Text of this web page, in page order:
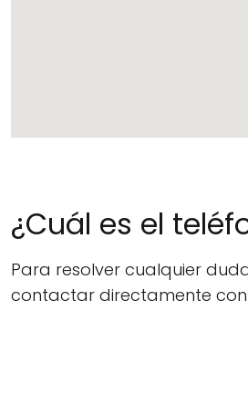
¿Cuál es el
Para resolver cualquier
contactar directamente con